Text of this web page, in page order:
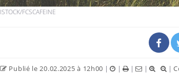
ISTOCK/FCSCAFEINE
Publié le 20.02.2025 à 12h00 | | | | |